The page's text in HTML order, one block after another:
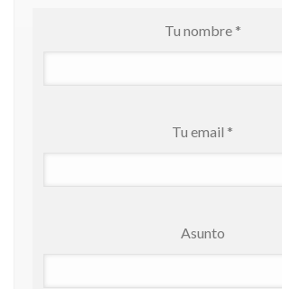
Tu nombre *
Tu email *
Asunto